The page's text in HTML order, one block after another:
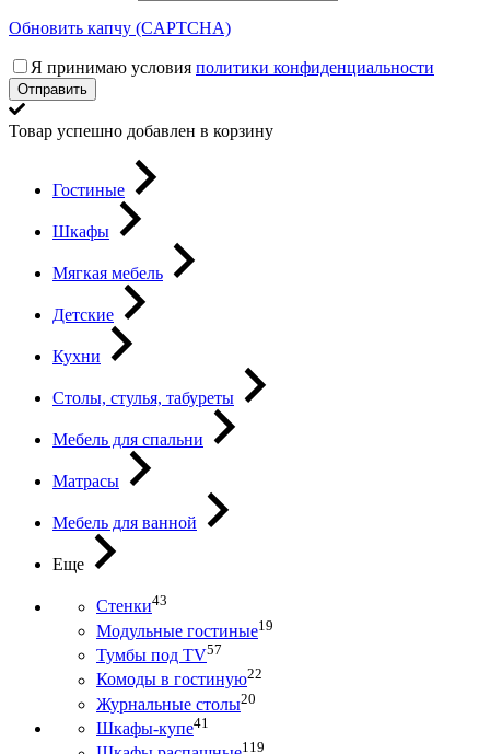
Обновить капчу (CAPTCHA)
Я принимаю условия политики конфиденциальности
Отправить
Товар успешно добавлен в корзину
Гостиные
Шкафы
Мягкая мебель
Детские
Кухни
Столы, стулья, табуреты
Мебель для спальни
Матрасы
Мебель для ванной
Еще
Стенки43
Модульные гостиные19
Тумбы под ТV57
Комоды в гостиную22
Журнальные столы20
Шкафы-купе41
119